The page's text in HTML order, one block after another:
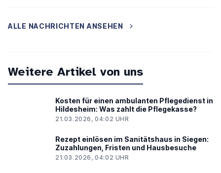
ALLE NACHRICHTEN ANSEHEN
Weitere Artikel von uns
Kosten für einen ambulanten Pflegedienst in
Hildesheim: Was zahlt die Pflegekasse?
21.03.2026, 04:02 UHR
Rezept einlösen im Sanitätshaus in Siegen:
Zuzahlungen, Fristen und Hausbesuche
21.03.2026, 04:02 UHR